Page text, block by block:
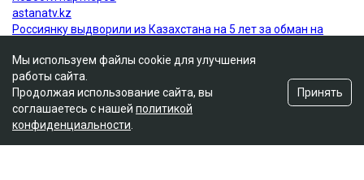
Мы используем файлы cookie для улучшения
работы сайта.
Продолжая использование сайта, вы
соглашаетесь с нашей политикой
конфиденциальности
Принять